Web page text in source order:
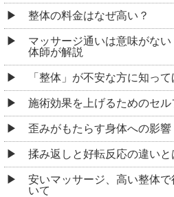
整体の料金はなぜ高い？
マッサージ通いは意味がな
体師が解説
「整体」が不安な方に知っ
施術効果を上げるためのセル
歪みがもたらす身体への影響
揉み返しと好転反応の違いと
安いマッサージ、高い整体
いて